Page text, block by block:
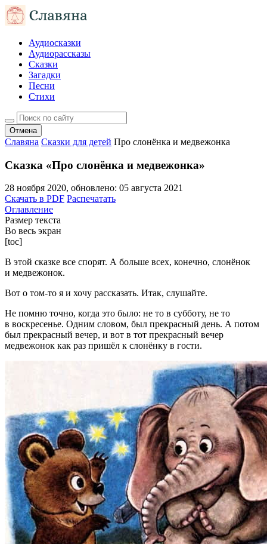
Аудиосказки
Аудиорассказы
Сказки
Загадки
Песни
Стихи
Отмена
Славяна Сказки для детей Про слонёнка и медвежонка
Сказка «Про слонёнка и медвежонка»
28 ноября 2020, обновлено: 05 августа 2021
Скачать в PDF Распечатать
Оглавление
Размер текста
Во весь экран
[toc]
В этой сказке все спорят. А больше всех, конечно, слонёнок
и медвежонок.
Вот о том-то я и хочу рассказать. Итак, слушайте.
Не помню точно, когда это было: не то в субботу, не то
в воскресенье. Одним словом, был прекрасный день. А потом
был прекрасный вечер, и вот в тот прекрасный вечер
медвежонок как раз пришёл к слонёнку в гости.